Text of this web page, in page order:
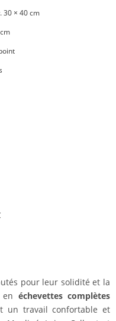
30 × 40 cm
pour leur solidité et la
échevettes complètes
un travail confortable et